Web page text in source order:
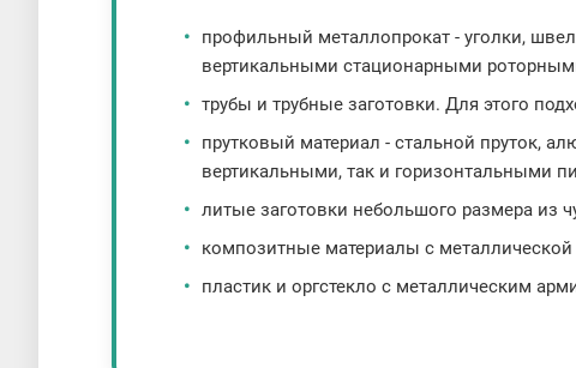
профильный металлопрокат - уголки,
вертикальными стационарными
трубы и трубные заготовки. Для этого
прутковый материал - стальной пруток,
вертикальными, так и горизонтальными
литые заготовки небольшого размера из
композитные материалы с
пластик и оргстекло с металлическим